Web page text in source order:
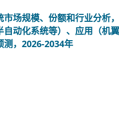
市场规模、份额和行业分析
自动化系统等）、应用（机
测，2026-2034年